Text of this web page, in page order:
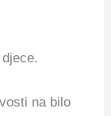
na bilo